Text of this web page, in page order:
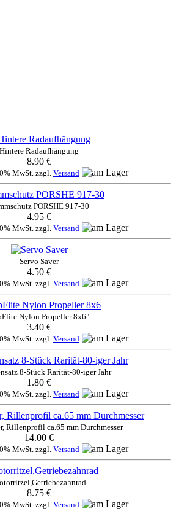
Hintere Radaufhängung
8.90 €
MwSt. zzgl. Versand
PORSHE 917-30
4.95 €
MwSt. zzgl. Versand
Servo Saver
4.50 €
MwSt. zzgl. Versand
Nylon Propeller 8x6"
3.40 €
MwSt. zzgl. Versand
8-Stück Rarität-80-iger Jahr
1.80 €
MwSt. zzgl. Versand
Rillenprofil ca.65 mm Durchmesser
14.00 €
MwSt. zzgl. Versand
8.75 €
MwSt. zzgl. Versand